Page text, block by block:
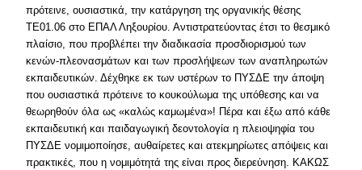
πρότεινε, ουσιαστικά, την κατάργηση της οργανικής θέσης
ΤΕ01.06 στο ΕΠΑΛ Ληξουρίου. Αντιστρατεύοντας έτσι το θεσμικό
πλαίσιο, που προβλέπει την διαδικασία προσδιορισμού των
κενών-πλεονασμάτων και των προσλήψεων των αναπληρωτών
εκπαιδευτικών. Δέχθηκε εκ των υστέρων το ΠΥΣΔΕ την άποψη
που ουσιαστικά πρότεινε το κουκούλωμα της υπόθεσης και να
θεωρηθούν όλα ως «καλώς καμωμένα»! Πέρα και έξω από κάθε
εκπαιδευτική και παιδαγωγική δεοντολογία η πλειοψηφία του
ΠΥΣΔΕ νομιμοποίησε, αυθαίρετες και ατεκμηρίωτες απόψεις και
πρακτικές, που η νομιμότητά της είναι προς διερεύνηση. ΚΑΚΩΣ